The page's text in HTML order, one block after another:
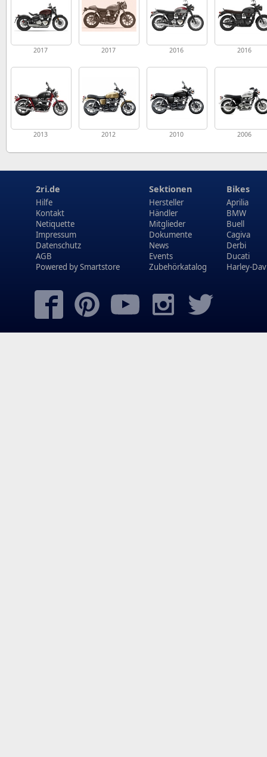
2017 2017 2016 2016
2013 2012 2010 2006
2ri.de
Hilfe
Kontakt
Netiquette
Impressum
Datenschutz
AGB
Powered bySmartstore
Sektionen
Hersteller
Händler
Mitglieder
Dokumente
News
Events
Zubehörkatalog
Bikes
Aprilia
BMW
Buell
Cagiva
Derbi
Ducati
Harley-